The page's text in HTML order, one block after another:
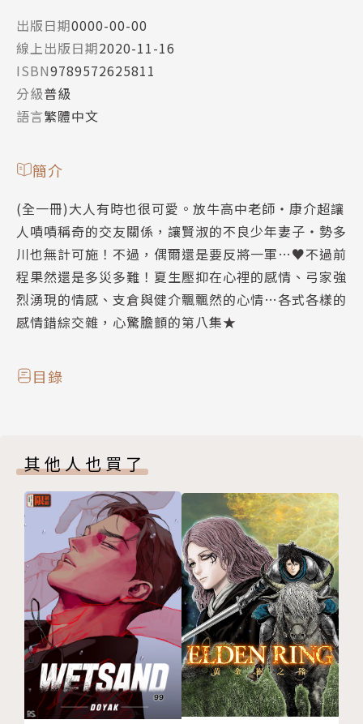
出版日期0000-00-00
線上出版日期2020-11-16
ISBN9789572625811
分級普級
語言繁體中文
簡介
(全一冊)大人有時也很可愛。放牛高中老師‧康介超讓
人嘖嘖稱奇的交友關係，讓賢淑的不良少年妻子‧勢多
川也無計可施！不過，偶爾還是要反將一軍…♥不過前
程果然還是多災多難！夏生壓抑在心裡的感情、弓家強
烈湧現的情感、支倉與健介飄飄然的心情…各式各樣的
感情錯綜交雜，心驚膽顫的第八集★
目錄
其他人也買了